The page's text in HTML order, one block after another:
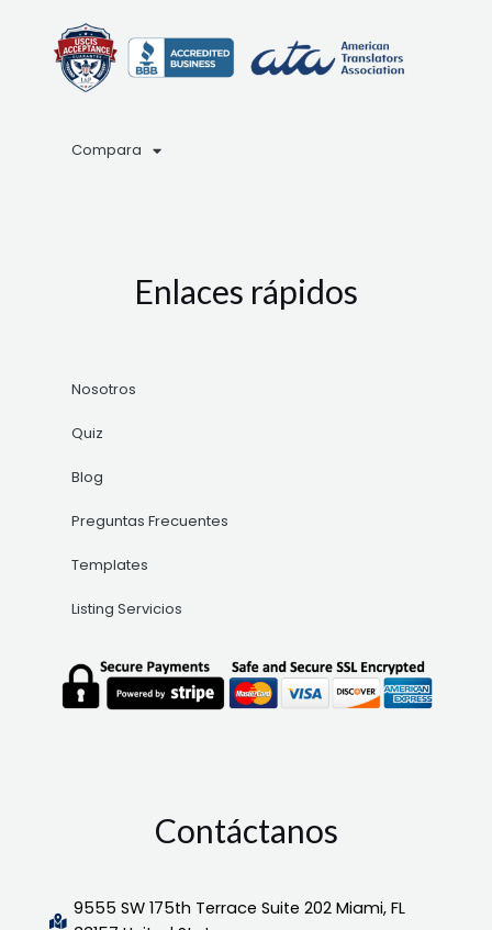
Compara
Enlaces rápidos
Nosotros
Quiz
Blog
Preguntas Frecuentes
Templates
Listing Servicios
Contáctanos
9555 SW 175th Terrace Suite 202 Miami, FL